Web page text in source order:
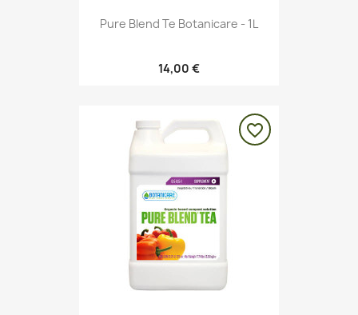
Pure Blend Te Botanicare - 1L
14,00 €
favorite_border